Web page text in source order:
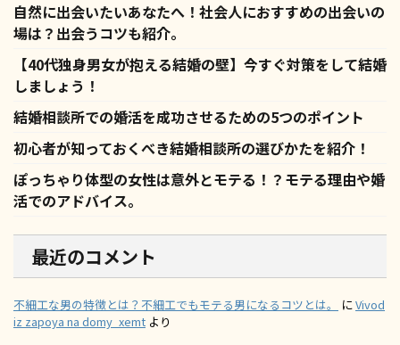
自然に出会いたいあなたへ！社会人におすすめの出会いの
場は？出会うコツも紹介。
【40代独身男女が抱える結婚の壁】今すぐ対策をして結婚
しましょう！
結婚相談所での婚活を成功させるための5つのポイント
初心者が知っておくべき結婚相談所の選びかたを紹介！
ぽっちゃり体型の女性は意外とモテる！？モテる理由や婚
活でのアドバイス。
最近のコメント
不細工な男の特徴とは？不細工でもモテる男になるコツとは。 にVivod
iz zapoya na domy_xemt より